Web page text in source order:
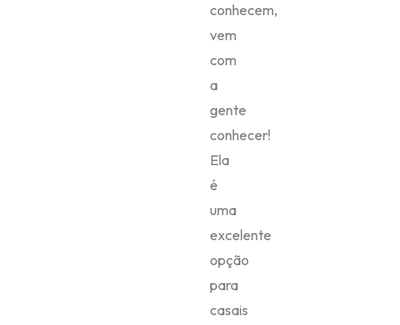
conhecem,
vem
com
a
gente
conhecer!
Ela
é
uma
excelente
opção
para
casais